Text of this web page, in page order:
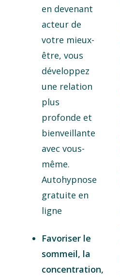
en devenant
acteur de
votre mieux-
être, vous
développez
une relation
plus
profonde et
bienveillante
avec vous-
même.
Autohypnose
gratuite en
ligne
Favoriser le
sommeil, la
concentration,